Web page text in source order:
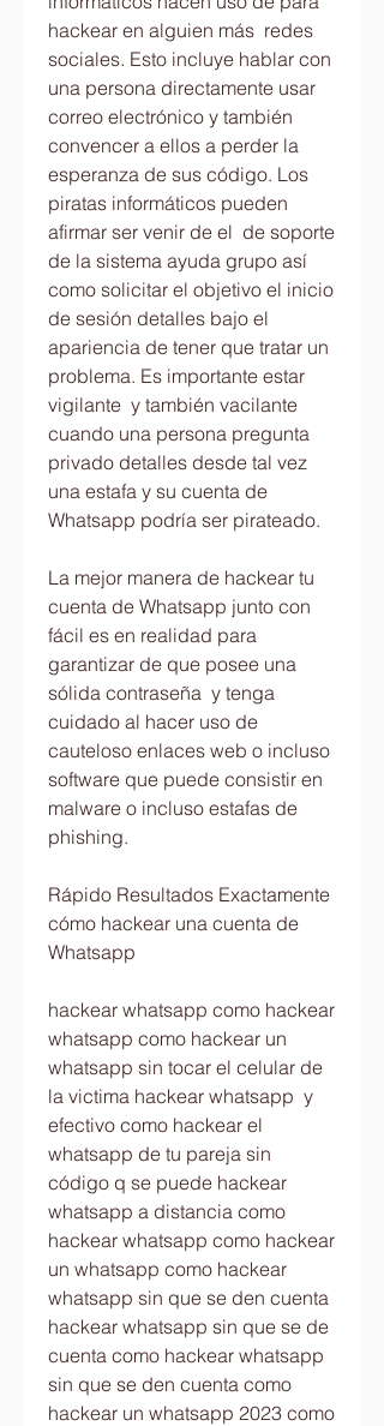
hackear en alguien más  redes
sociales. Esto incluye hablar con
una persona directamente usar
correo electrónico y también
convencer a ellos a perder la
esperanza de sus código. Los
piratas informáticos pueden
afirmar ser venir de el  de soporte
de la sistema ayuda grupo así
como solicitar el objetivo el inicio
de sesión detalles bajo el
apariencia de tener que tratar un
problema. Es importante estar
vigilante  y también vacilante
cuando una persona pregunta
privado detalles desde tal vez
una estafa y su cuenta de
Whatsapp podría ser pirateado.
La mejor manera de hackear tu
cuenta de Whatsapp junto con
fácil es en realidad para
garantizar de que posee una
sólida contraseña  y tenga
cuidado al hacer uso de
cauteloso enlaces web o incluso
software que puede consistir en
malware o incluso estafas de
phishing.
Rápido Resultados Exactamente
cómo hackear una cuenta de
Whatsapp
hackear whatsapp como hackear
whatsapp como hackear un
whatsapp sin tocar el celular de
la victima hackear whatsapp  y
efectivo como hackear el
whatsapp de tu pareja sin
código q se puede hackear
whatsapp a distancia como
hackear whatsapp como hackear
un whatsapp como hackear
whatsapp sin que se den cuenta
hackear whatsapp sin que se de
cuenta como hackear whatsapp
sin que se den cuenta como
hackear un whatsapp 2023 como